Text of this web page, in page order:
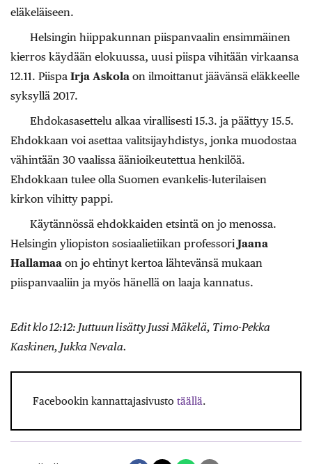
eläkeläiseen.
Helsingin hiippakunnan piispanvaalin ensimmäinen
kierros käydään elokuussa, uusi piispa vihitään virkaansa
12.11. Piispa Irja Askola on ilmoittanut jäävänsä eläkkeelle
syksyllä 2017.
Ehdokasasettelu alkaa virallisesti 15.3. ja päättyy 15.5.
Ehdokkaan voi asettaa valitsijayhdistys, jonka muodostaa
vähintään 30 vaalissa äänioikeutettua henkilöä.
Ehdokkaan tulee olla Suomen evankelis-luterilaisen
kirkon vihitty pappi.
Käytännössä ehdokkaiden etsintä on jo menossa.
Helsingin yliopiston sosiaalietiikan professori Jaana
Hallamaa on jo ehtinyt kertoa lähtevänsä mukaan
piispanvaaliin ja myös hänellä on laaja kannatus.
Edit klo 12:12: Juttuun lisätty Jussi Mäkelä, Timo-Pekka
Kaskinen, Jukka Nevala.
Facebookin kannattajasivusto täällä.